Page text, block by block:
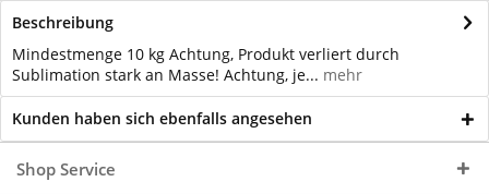
Beschreibung
Mindestmenge 10 kg Achtung, Produkt verliert durch
Sublimation stark an Masse! Achtung, je... mehr
Kunden haben sich ebenfalls angesehen
Shop Service